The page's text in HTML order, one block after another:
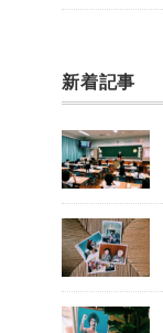
新着記事